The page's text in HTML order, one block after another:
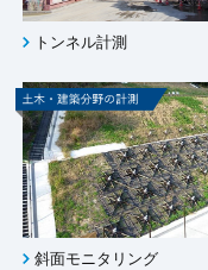
トンネル計測
斜面モニタリング